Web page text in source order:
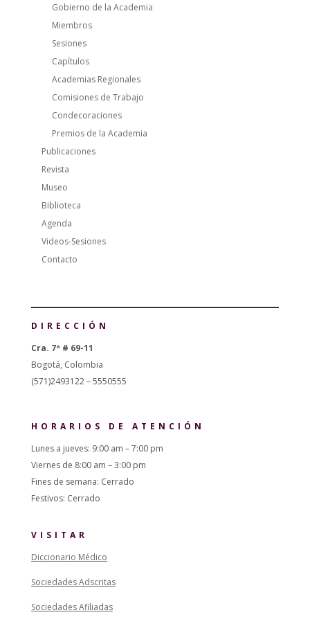
Gobierno de la Academia
Miembros
Sesiones
Capítulos
Academias Regionales
Comisiones de Trabajo
Condecoraciones
Premios de la Academia
Publicaciones
Revista
Museo
Biblioteca
Agenda
Videos-Sesiones
Contacto
DIRECCIÓN
Cra. 7ª # 69-11
Bogotá, Colombia
(571)2493122 – 5550555
HORARIOS DE ATENCIÓN
Lunes a jueves: 9:00 am – 7:00 pm
Viernes de 8:00 am – 3:00 pm
Fines de semana: Cerrado
Festivos: Cerrado
VISITAR
Diccionario Médico
Sociedades Adscritas
Sociedades Afiliadas